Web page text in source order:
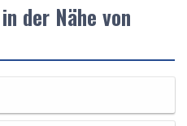
der Nähe von